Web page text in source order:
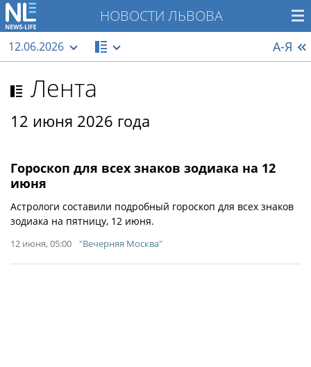
НОВОСТИ ЛЬВОВА
12.06.2026 А-Я
Лента
12 июня 2026 года
Гороскоп для всех знаков зодиака на 12
июня
Астрологи составили подробный гороскоп для всех знаков
зодиака на пятницу, 12 июня.
12 июня, 05:00 "Вечерняя Москва"